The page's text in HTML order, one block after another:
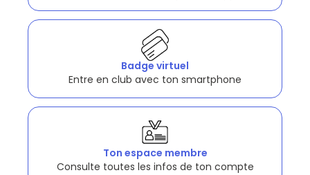
Badge virtuel
Entre en club avec ton smartphone
Ton espace membre
Consulte toutes les infos de ton compte